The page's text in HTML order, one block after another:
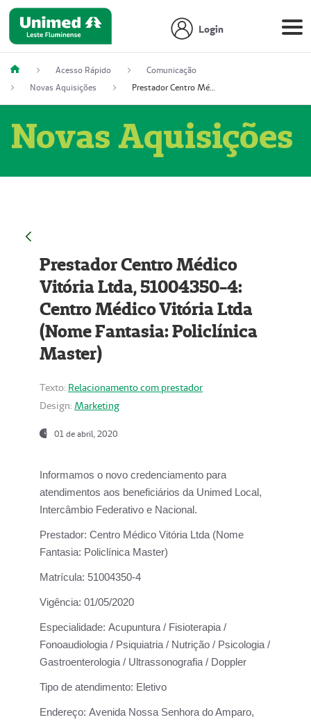
Login
Acesso Rápido
Comunicação
Novas Aquisições
Prestador Centro Médico Vitória Ltda, 51004350-4: Centro Médico Vitória Ltda (Nome Fantasia: Policlínica Master)
Novas Aquisições
Prestador Centro Médico
Vitória Ltda, 51004350-4:
Centro Médico Vitória Ltda
(Nome Fantasia: Policlínica
Master)
Texto: Relacionamento com prestador
Design: Marketing
01 de abril, 2020
Informamos o novo credenciamento para
atendimentos aos beneficiários da Unimed Local,
Intercâmbio Federativo e Nacional.
Prestador: Centro Médico Vitória Ltda (Nome
Fantasia: Policlínica Master)
Matrícula: 51004350-4
Vigência: 01/05/2020
Especialidade: Acupuntura / Fisioterapia /
Fonoaudiologia / Psiquiatria / Nutrição / Psicologia /
Gastroenterologia / Ultrassonografia / Doppler
Tipo de atendimento: Eletivo
Endereço: Avenida Nossa Senhora do Amparo,